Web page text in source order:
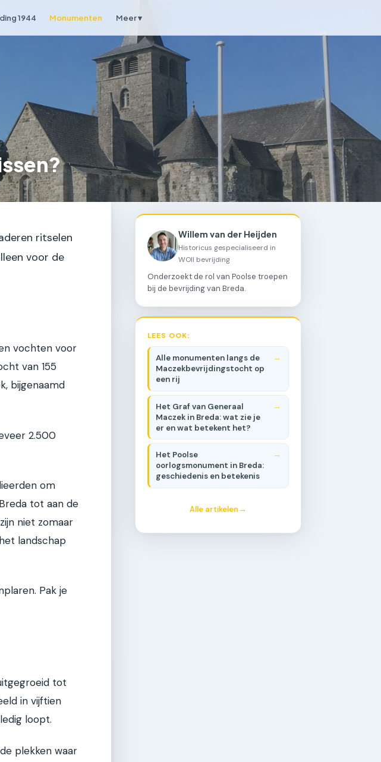
1944 Monumenten Meer ▾
ritselen
voor de
vochten voor
van 155
bijgenaamd
2.500
om
tot aan de
niet zomaar
landschap
Pak je
tot
in vijftien
loopt.
plekken waar
Willem van der Heijden
Historicus gespecialiseerd in
WOII bevrijding
Onderzoekt de rol van Poolse troepen
bij de bevrijding van Breda.
LEES OOK:
Alle monumenten langs de
Maczekbevrijdingstocht op
een rij
Het Graf van Generaal
Maczek in Breda: wat zie je
er en wat betekent het?
Het Poolse
oorlogsmonument in Breda:
geschiedenis en betekenis
Alle artikelen